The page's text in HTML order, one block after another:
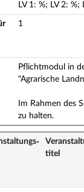
LV 1: %; LV 2: %;
1
Pflichtmodul in
"Agrarische
Im Rahmen des
zu halten.
titel